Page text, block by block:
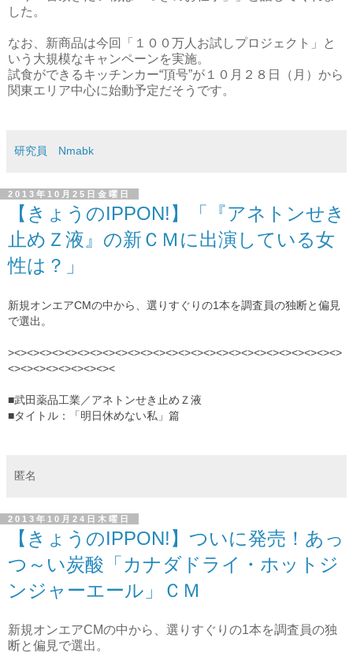
した。
なお、新商品は今回「１００万人お試しプロジェクト」と
いう大規模なキャンペーンを実施。
試食ができるキッチンカー“頂号”が１０月２８日（月）から
関東エリア中心に始動予定だそうです。
研究員 Nmabk
2013年10月25日金曜日
【きょうのIPPON!】「『アネトンせき
止めＺ液』の新ＣＭに出演している女
性は？」
新規オンエアCMの中から、選りすぐりの1本を調査員の独断と偏見
で選出。
><><><><><><><><><><><><><><><><><><><><><><><><><><>
<><><><><><><><><
■武田薬品工業／アネトンせき止めＺ液
■タイトル：「明日休めない私」篇
匿名
2013年10月24日木曜日
【きょうのIPPON!】ついに発売！あっ
つ～い炭酸「カナダドライ・ホットジ
ンジャーエール」ＣＭ
新規オンエアCMの中から、選りすぐりの1本を調査員の独
断と偏見で選出。